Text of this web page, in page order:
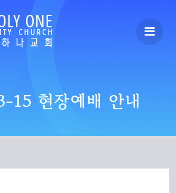
to
content
15 현장예배 안내